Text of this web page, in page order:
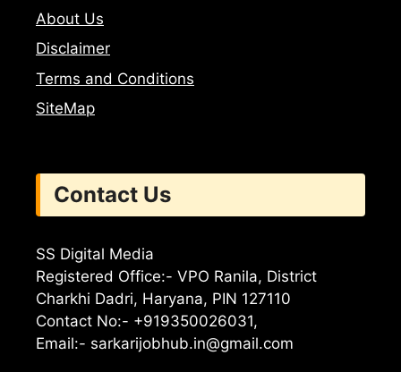
About Us
Disclaimer
Terms and Conditions
SiteMap
Contact Us
SS Digital Media
Registered Office:- VPO Ranila, District
Charkhi Dadri, Haryana, PIN 127110
Contact No:- +919350026031,
Email:- sarkarijobhub.in@gmail.com